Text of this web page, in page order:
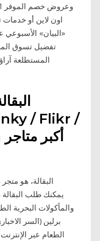
اون لاين أو
«البيان» الأسبوعي
تفضيل تسوق
البقالة، هو
والمأكولات البحرية
برلين (السر
الطعام عبر